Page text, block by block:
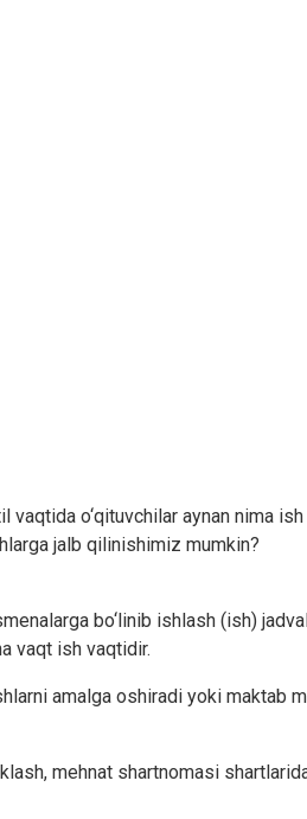
vaqtida o‘qituvchilar aynan nima
jalb qilinishimiz mumkin?
bo‘linib ishlash (ish)
vaqt ish vaqtidir.
amalga oshiradi yoki maktab
mehnat shartnomasi